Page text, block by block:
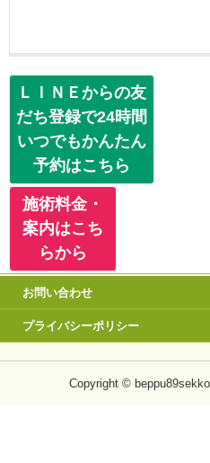
ＬＩＮＥからの友
だち登録で24時間
いつでもかんたん
予約はこちら
施術料金・
案内はこち
らから
お問い合わせ
プライバシーポリシー
Copyright ©